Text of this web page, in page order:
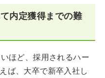
内定獲得までの難
ほど、採用されるハー
ば、大卒で新卒入社し